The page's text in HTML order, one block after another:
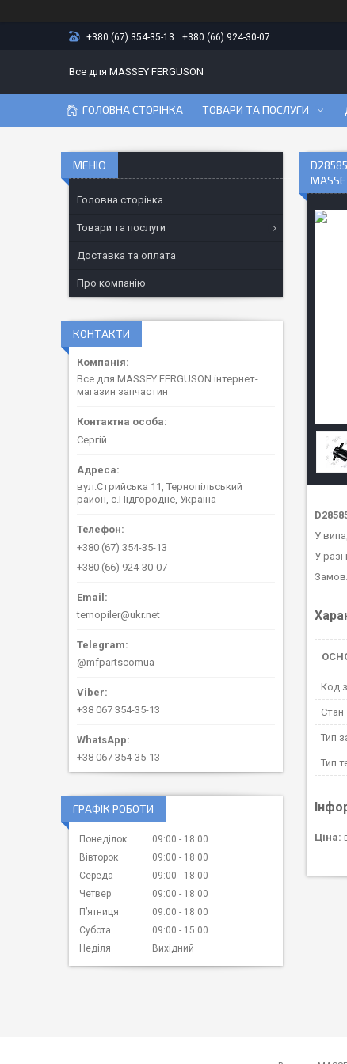
+380 (67) 354-35-13 +380 (66) 924-30-07
Все для MASSEY FERGUSON
ГОЛОВНА СТОРІНКА ТОВАРИ ТА ПОСЛУГИ
У
У разі
Код
Стан
Тип
Тип
Ціна:
Головна сторінка
Товари та послуги
Доставка та оплата
Про компанію
КОНТАКТИ
Все для MASSEY FERGUSON інтернет-
магазин запчастин
Сергій
вул.Стрийська 11, Тернопільський
район, с.Підгородне, Україна
+380 (67) 354-35-13
+380 (66) 924-30-07
ternopiler@ukr.net
@mfpartscomua
+38 067 354-35-13
+38 067 354-35-13
ГРАФІК РОБОТИ
Понеділок 09:00
18:00
Вівторок
09:00
18:00
Середа
09:00
18:00
Четвер
09:00
18:00
Пʼятниця
09:00
18:00
Субота
09:00
15:00
Неділя
Вихідний